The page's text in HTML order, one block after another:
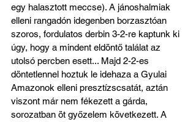
egy halasztott meccse). A jánoshalmiak
elleni rangadón idegenben borzasztóan
szoros, fordulatos derbin 3-2-re kaptunk ki
úgy, hogy a mindent eldöntő találat az
utolsó percben esett... Majd 2-2-es
döntetlennel hoztuk le idehaza a Gyulai
Amazonok elleni presztízscsatát, aztán
viszont már nem fékezett a gárda,
sorozatban öt győzelem következett. A